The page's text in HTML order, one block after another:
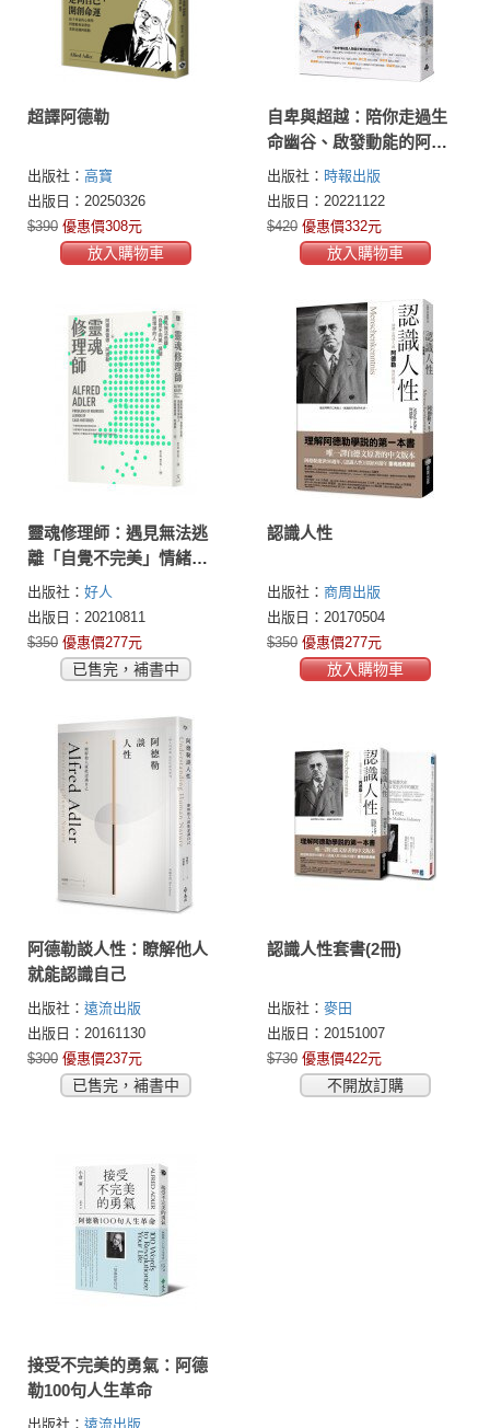
超譯阿德勒
出版社： 高寶
出版日：20250326
$390 優惠價308元
放入購物車
自卑與超越：陪你走過生
命幽谷、啟發動能的阿德
勒勇氣心理學
出版社： 時報出版
出版日：20221122
$420 優惠價332元
放入購物車
靈魂修理師：遇見無法逃
離「自覺不完美」情緒而
壞掉的人
出版社： 好人
出版日：20210811
$350 優惠價277元
已售完，補書中
認識人性
出版社： 商周出版
出版日：20170504
$350 優惠價277元
放入購物車
阿德勒談人性：瞭解他人
就能認識自己
出版社： 遠流出版
出版日：20161130
$300 優惠價237元
已售完，補書中
認識人性套書(2冊)
出版社： 麥田
出版日：20151007
$730 優惠價422元
不開放訂購
接受不完美的勇氣：阿德
勒100句人生革命
出版社： 遠流出版